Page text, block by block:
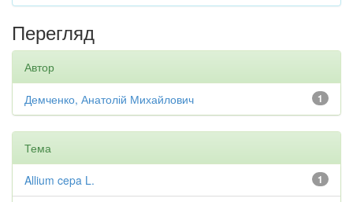
Перегляд
Автор
1
Демченко, Анатолій Михайлович
Тема
1
Allium cepa L.